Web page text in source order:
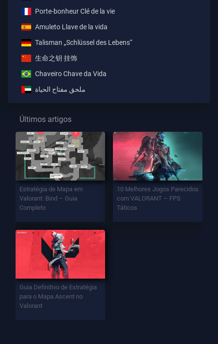
Porte-bonheur Clé de la vie
Amuleto Llave de la vida
Talisman „Schlüssel des Lebens“
生命之钥 挂饰
Chaveiro Chave da Vida
ملحق مفتاح الحياة
Últimos artigos
Estratégia de Mapa em
Valorant: Bind – Guia
Completo
10 Melhores Jogos Parecidos
com VALORANT – FPS
Táticos
Guia Definitivo de Estratégia
para o Mapa Ascent no
Valorant